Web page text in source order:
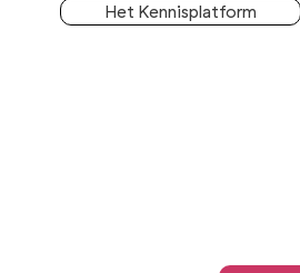
Het Kennisplatform